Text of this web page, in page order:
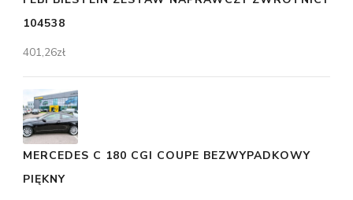
104538
401,26zł
MERCEDES C 180 CGI COUPE BEZWYPADKOWY
PIĘKNY